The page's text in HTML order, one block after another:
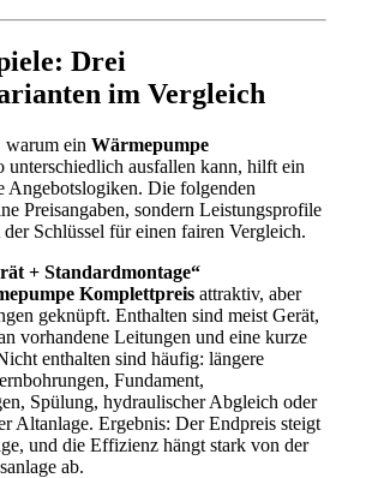
Drei
im Vergleich
warum ein Wärmepumpe
unterschiedlich ausfallen kann, hilft ein
Angebotslogiken. Die folgenden
Preisangaben, sondern Leistungsprofile
Schlüssel für einen fairen Vergleich.
+ Standardmontage“
Komplettpreis attraktiv, aber
geknüpft. Enthalten sind meist Gerät,
vorhandene Leitungen und eine kurze
enthalten sind häufig: längere
Fundament,
Spülung, hydraulischer Abgleich oder
Altanlage. Ergebnis: Der Endpreis steigt
und die Effizienz hängt stark von der
ab.